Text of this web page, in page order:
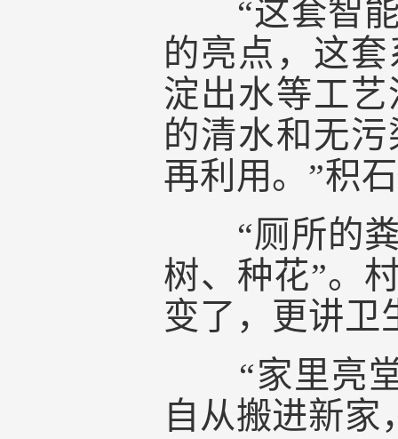
“这套智能
的亮点，这
淀出水等工
的清水和无
再利用。”积
“厕所的粪
树、种花”。
变了，更讲卫
“家里亮堂
自从搬进新家